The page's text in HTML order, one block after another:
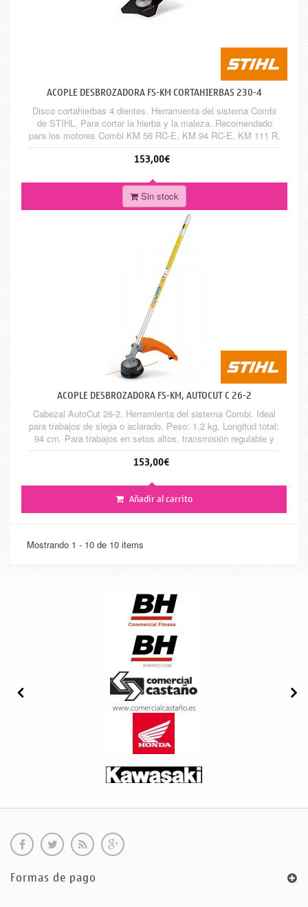
ACOPLE DESBROZADORA FS-KM CORTAHIERBAS 230-4
Disco cortahierbas 4 dientes. Herramienta del sistema Combi
de STIHL. Para cortar la hierba y la maleza. Recomendado
para los motores Combi KM 56 RC-E, KM 94 RC-E, KM 111 R,
KM 131 R, KMA 130 R y KMA 135 R
153,00€
Sin stock
ACOPLE DESBROZADORA FS-KM, AUTOCUT C 26-2
Cabezal AutoCut 26-2. Herramienta del sistema Combi. Ideal
para trabajos de siega o aclarado. Peso: 1,2 kg. Longitud total:
94 cm. Para trabajos en setos altos, transmisión regulable y
ajustable, posición de transporte para un mayor ahorra de
espacio. Recomendado para los motores Combi KM 56 RC-E,
153,00€
Añadir al carrito
Mostrando 1 - 10 de 10 items
Formas de pago